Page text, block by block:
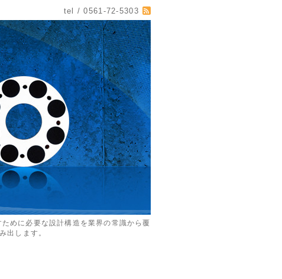
tel / 0561-72-5303
めに必要な設計構造を業界の常識から覆
出します。